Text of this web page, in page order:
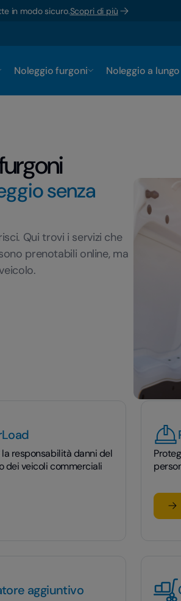
in modo sicuro.Scopri di più
Noleggio furgoni Noleggio a
senza
Qui trovi i servizi che
prenotabili online, ma
la responsabilità danni del
dei veicoli commerciali
su
aggiuntivo